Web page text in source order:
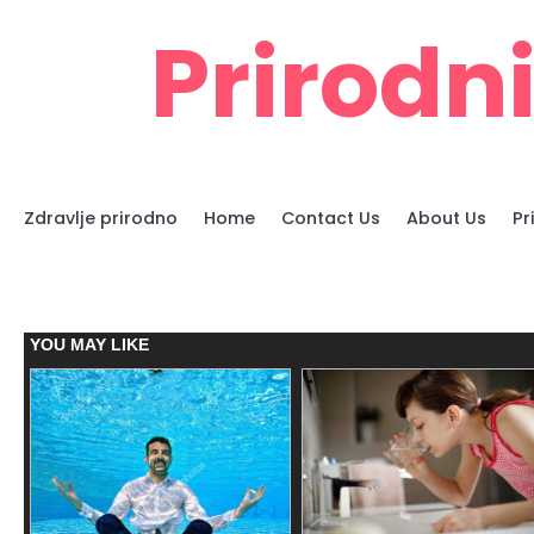
Zdravlje prirodno Home Contact Us About Us